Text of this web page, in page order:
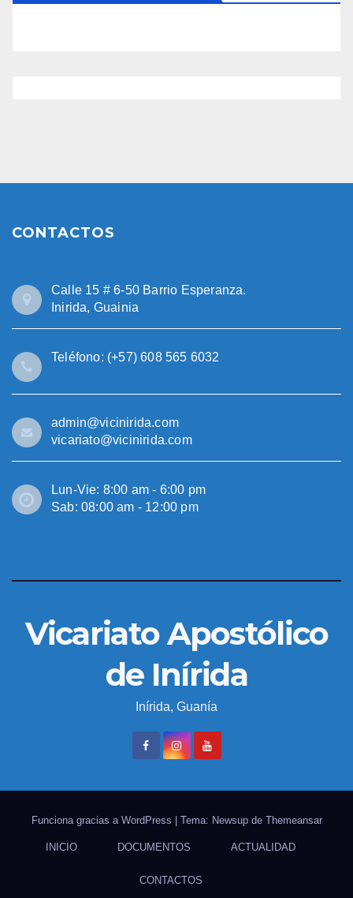
CONTACTOS
Calle 15 # 6-50 Barrio Esperanza.
Inirida, Guainia
Teléfono: (+57) 608 565 6032
admin@vicinirida.com
vicariato@vicinirida.com
Lun-Vie: 8:00 am - 6:00 pm
Sab: 08:00 am - 12:00 pm
Vicariato Apostólico
de Inírida
Inírida, Guanía
Funciona gracias a WordPress Tema: Newsup de Themeansar
INICIO DOCUMENTOS ACTUALIDAD
CONTACTOS